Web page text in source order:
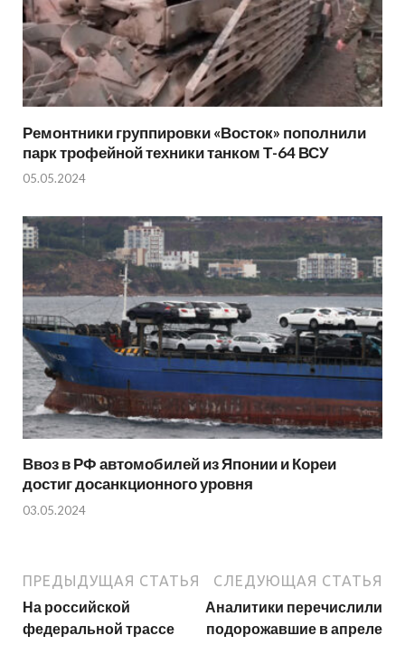
Ремонтники группировки «Восток» пополнили
парк трофейной техники танком Т-64 ВСУ
05.05.2024
Ввоз в РФ автомобилей из Японии и Кореи
достиг досанкционного уровня
03.05.2024
ПРЕДЫДУЩАЯ СТАТЬЯ
На российской
федеральной трассе
СЛЕДУЮЩАЯ СТАТЬЯ
Аналитики перечислили
подорожавшие в апреле